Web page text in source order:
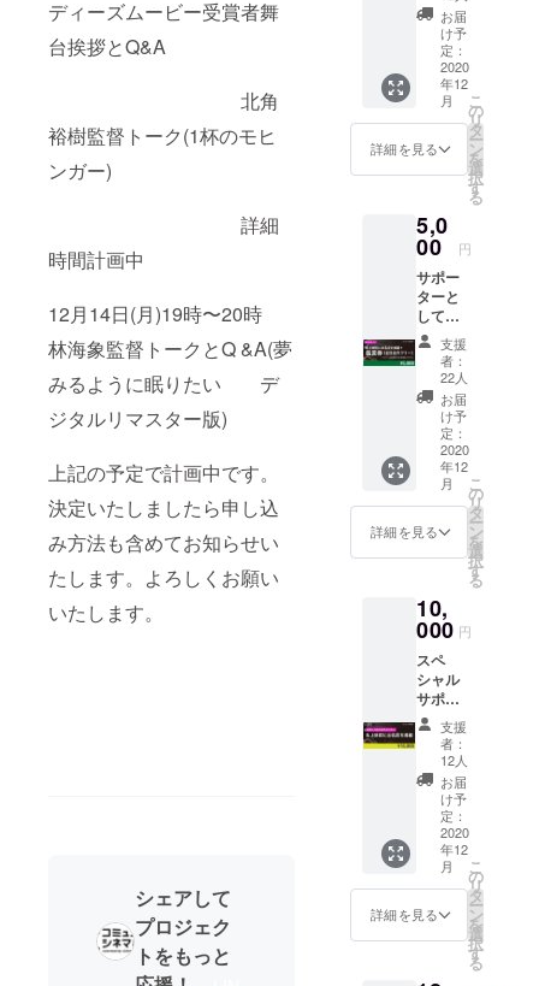
ディーズムービー受賞者舞
台挨拶とQ&A
北角
裕樹監督トーク(1杯のモヒ
ンガー)
詳細
時間計画中
12月14日(月)19時〜20時
林海象監督トークとQ &A(夢
みるように眠りたい デ
ジタルリマスター版)
上記の予定で計画中です。
決定いたしましたら申し込
み方法も含めてお知らせい
たします。よろしくお願い
いたします。
シェアして
プロジェク
トをもっと
日をお
選びい
ただけ
ます。
お届
け予
定：
2020
年12
月
詳細を見る
こ
の
リ
タ
ー
ン
を
選
択
す
る
5,0
00 円
サポー
ターと
して各
回上映
前にお
名前を
掲載い
たしま
す。オ
ンライ
ン上映
期間の
全作品
が鑑賞
できる
フリー
枚。（※
掲載を
ご希望
のお名
前、も
しくは
掲載不
要の場
合は備
考欄に
記載願
いま
す。）
支援
者：
22人
お届
け予
定：
2020
年12
月
詳細を見る
こ
の
リ
タ
ー
ン
を
選
択
す
る
10,
000 円
スペ
シャル
サポー
ターと
してお
名前を
各回上
映前に
掲載い
たしま
す。純
粋にご
支援い
ただけ
る方。
（※ 掲
支援
者：
12人
お届
け予
定：
2020
年12
月
詳細を見る
こ
の
リ
タ
ー
ン
を
選
択
す
る